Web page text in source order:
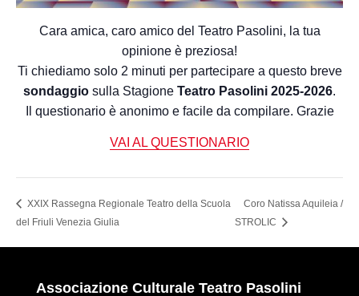
Cara amica, caro amico del Teatro Pasolini, la tua
opinione è preziosa!
Ti chiediamo solo 2 minuti per partecipare a questo breve
sondaggio sulla Stagione Teatro Pasolini 2025-2026.
Il questionario è anonimo e facile da compilare. Grazie
VAI AL QUESTIONARIO
XXIX Rassegna Regionale Teatro della Scuola
del Friuli Venezia Giulia
Coro Natissa Aquileia /
STROLIC
Associazione Culturale Teatro Pasolini